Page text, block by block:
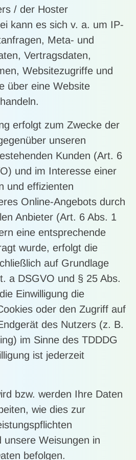
/ der Hoster
kann es sich v. a. um IP-
Meta- und
Vertragsdaten,
Websitezugriffe und
über eine Website
erfolgt zum Zwecke der
unseren
Kunden (Art. 6
und im Interesse einer
und effizienten
Online-Angebots durch
Anbieter (Art. 6 Abs. 1
eine entsprechende
wurde, erfolgt die
auf Grundlage
a DSGVO und § 25 Abs.
Einwilligung die
oder den Zugriff auf
des Nutzers (z. B.
im Sinne des TDDDG
ist jederzeit
bzw. werden Ihre Daten
wie dies zur
Weisungen in
befolgen.